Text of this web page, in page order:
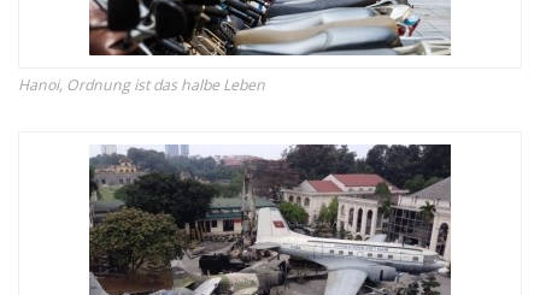
Hanoi, Ordnung ist das halbe Leben